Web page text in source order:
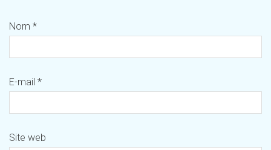
Nom *
E-mail *
Site web